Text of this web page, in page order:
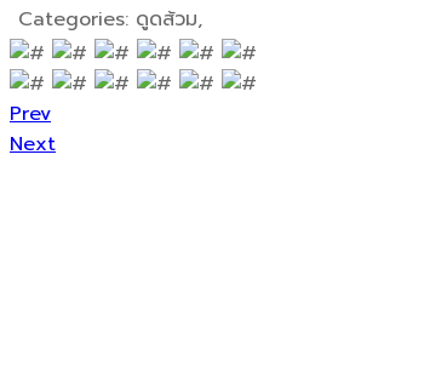
Categories: ดูดส้วม,
Prev
Next